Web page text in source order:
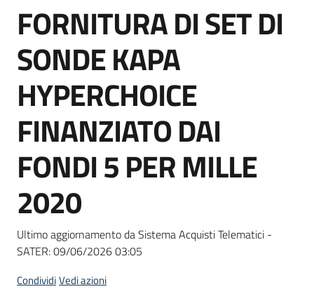
Bandi
e
di
Supporto
Piattaforme
telematiche
Salta al contenuto
FORNITURA DI SET DI
SONDE KAPA
HYPERCHOICE
FINANZIATO DAI
FONDI 5 PER MILLE
2020
Ultimo aggiornamento da Sistema Acquisti Telematici -
SATER:09/06/2026 03:05
CondividiVedi azioni